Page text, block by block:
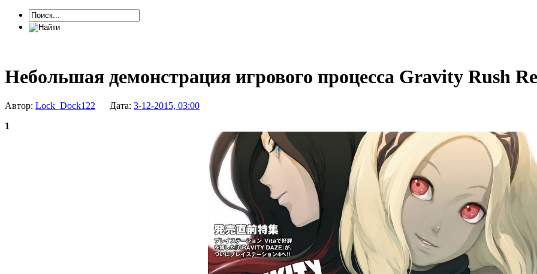
Небольшая демонстрация игрового процесса Gravity Rush
Автор: Lock_Dock122 Дата: 3-12-2015, 03:00
1